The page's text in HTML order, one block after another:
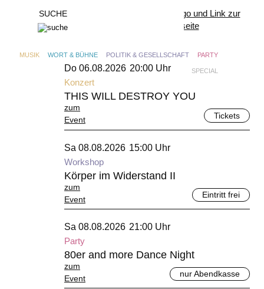
GESAMTPROGRAMM
Wort & Bühne
Politik & Gesellschaft
ALLGEMEINE INFORMATIONEN
MUSIK WORT & BÜHNE POLITIK & GESELLSCHAFT PARTY
SPECIAL
August 2026
Do 06.08.2026 20:00 Uhr
Konzert
Tickets
THIS WILL DESTROY YOU
zum
Event
August 2026
Sa 08.08.2026 15:00 Uhr
Workshop
Eintritt frei
Körper im Widerstand II
zum
Event
August 2026
Sa 08.08.2026 21:00 Uhr
Party
nur Abendkasse
80er and more Dance Night
zum
Event